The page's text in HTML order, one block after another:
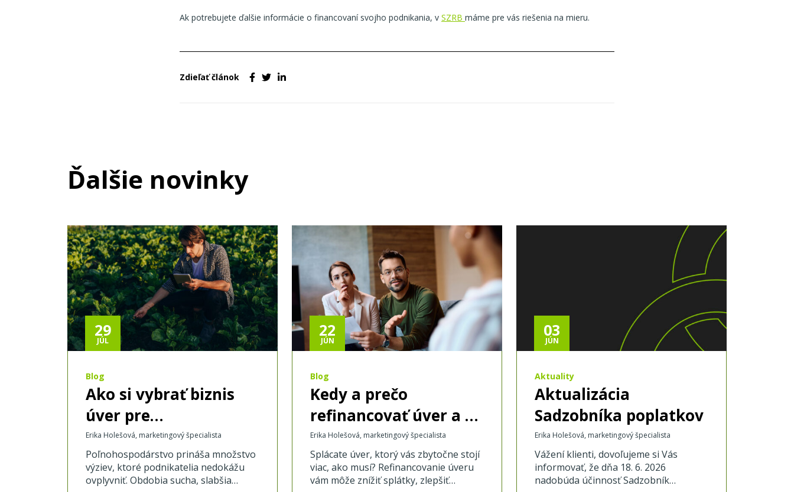
Ak potrebujete ďalšie informácie o financovaní svojho podnikania, v SZRB máme pre vás riešenia na mieru.
Zdieľať článok
Ďalšie novinky
29
JÚL
Blog
Ako si vybrať biznis
úver pre
agropodnikanie?
Erika Holešová, marketingový špecialista
Poľnohospodárstvo prináša množstvo
výziev, ktoré podnikatelia nedokážu
ovplyvniť. Obdobia sucha, slabšia
22
JÚN
Blog
Kedy a prečo
refinancovať úver a čo
tým môžete získať?
Erika Holešová, marketingový špecialista
Splácate úver, ktorý vás zbytočne stojí
viac, ako musí? Refinancovanie úveru
vám môže znížiť splátky, zlepšiť
03
JÚN
Aktuality
Aktualizácia
Sadzobníka poplatkov
Erika Holešová, marketingový špecialista
Vážení klienti, dovoľujeme si Vás
informovať, že dňa 18. 6. 2026
nadobúda účinnosť Sadzobník